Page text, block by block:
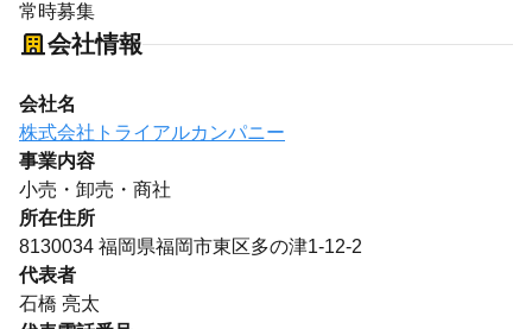
常時募集
会社情報
会社名
株式会社トライアルカンパニー
事業内容
小売・卸売・商社
所在住所
8130034 福岡県福岡市東区多の津1-12-2
代表者
石橋 亮太